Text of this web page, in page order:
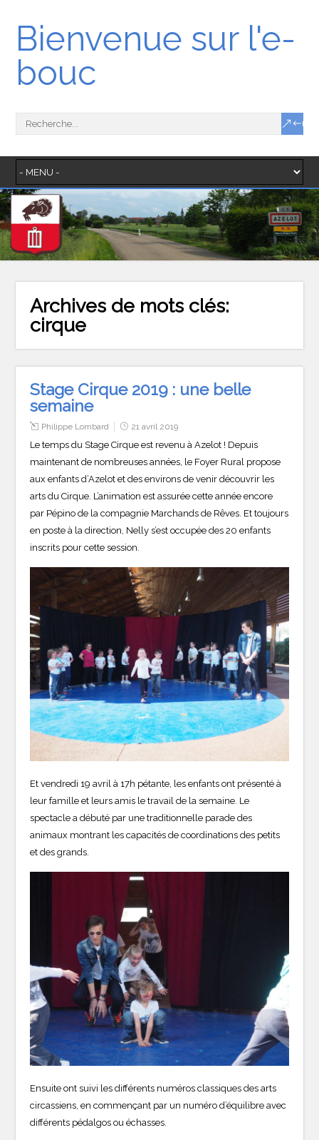
Bienvenue sur l'e-
bouc
Archives de mots clés:
cirque
Stage Cirque 2019 : une belle
semaine
Philippe Lombard 21 avril 2019
Le temps du Stage Cirque est revenu à Azelot ! Depuis
maintenant de nombreuses années, le Foyer Rural propose
aux enfants d’Azelot et des environs de venir découvrir les
arts du Cirque. L’animation est assurée cette année encore
par Pépino de la compagnie Marchands de Rêves. Et toujours
en poste à la direction, Nelly s’est occupée des 20 enfants
inscrits pour cette session.
Et vendredi 19 avril à 17h pétante, les enfants ont présenté à
leur famille et leurs amis le travail de la semaine. Le
spectacle a débuté par une traditionnelle parade des
animaux montrant les capacités de coordinations des petits
et des grands.
Ensuite ont suivi les différents numéros classiques des arts
circassiens, en commençant par un numéro d’équilibre avec
différents pédalgos ou échasses.